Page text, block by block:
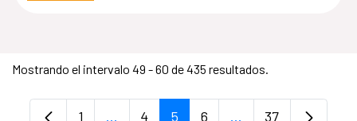
Mostrando el intervalo 49 - 60 de 435 resultados.
1 ... 4 5 6 ... 37